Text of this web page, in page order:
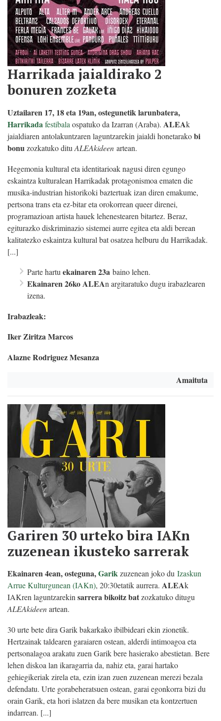
Harrikada jaialdirako 2
bonuren zozketa
Uztailaren 17, 18 eta 19an, ostegunetik larunbatera,
Harrikadafestibala ospatuko da Izarran (Araba). ALEAk
jaialdiaren antolakuntzaren laguntzarekin jaialdi honetarakobi
bonuzozkatuko ditu ALEAkideen artean.
Hegemonia kultural eta identitarioak nagusi diren egungo
eskaintza kulturalean Harrikadak protagonismoa ematen die
musika-industrian historikoki baztertuak izan diren emakume,
pertsona trans eta ez-bitar eta orokorrean queer direnei,
programazioan artista hauek lehenestearen bitartez. Beraz,
egiturazko diskriminazio sistemei aurre egitea eta aldi berean
kalitatezko eskaintza kultural bat osatzea helburu du Harrikadak.
[...]
Parte hartu ekainaren 23a baino lehen.
Ekainaren 26koALEAn argitaratuko dugu irabazlearen
izena.
Irabazleak:
Iker Ziritza Marcos
Alazne Rodriguez Mesanza
Amaituta
Gariren 30 urteko bira IAKn
zuzenean ikusteko sarrerak
Ekainaren 4ean, osteguna,Garikzuzenean joko du Izaskun
Arrue Kulturgunean (IAKn), 20:30etatik aurrera. ALEAk
IAKren laguntzarekin sarrera bikoitz batzozkatuko ditugu
ALEAkideenartean.
30 urte bete dira Garik bakarkako ibilbideari ekin zionetik.
Hertzainak taldearen garaiaren ostean, alderdi intimoagoa eta
pertsonalagoa arakatu zuen Garik bere hasierako abestietan. Bere
lehen diskoa lan ikaragarria da, nahiz eta, garai hartako
gehiegikeriak zirela eta, ezin izan zuen zuzenean merezi bezala
defendatu. Urte gorabeheratsuen ostean, garai egonkorra bizi du
orain Garik, eta hori islatzen da bere musikan eta kontzertuen
indarrean. [...]